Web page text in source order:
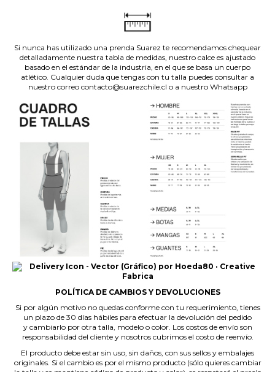
Si nunca has utilizado una prenda Suarez te recomendamos chequear
detalladamente nuestra tabla de medidas, nuestro calce es ajustado
basado en el estándar de la industria, en el que se basa un cuerpo
atlético. Cualquier duda que tengas con tu talla puedes consultar a
nuestro correo contacto@suarezchile.cl o a nuestro Whatsapp
POLÍTICA DE CAMBIOS Y DEVOLUCIONES
Si por algún motivo no quedas conforme con tu requerimiento, tienes
un plazo de 30 días hábiles para efectuar la devolución del pedido
y cambiarlo por otra talla, modelo o color. Los costos de envío son
responsabilidad del cliente y nosotros cubrimos el costo de reenvío.
El producto debe estar sin uso, sin daños, con sus sellos y embalajes
originales. Si el cambio es por el mismo producto (sólo quieres cambiar